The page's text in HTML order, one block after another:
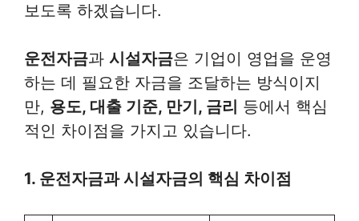
보도록 하겠습니다.
운전자금과 시설자금은 기업이 영업을 운영
하는 데 필요한 자금을 조달하는 방식이지
만, 용도, 대출 기준, 만기, 금리 등에서 핵심
적인 차이점을 가지고 있습니다.
1. 운전자금과 시설자금의 핵심 차이점